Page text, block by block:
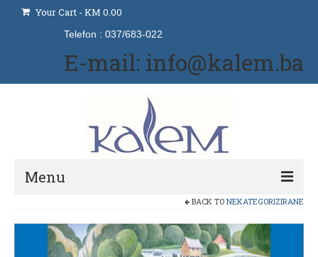
Your Cart - KM 0.00
Telefon : 037/683-022
E-mail: info@kalem.ba
Menu
Izdavaštvo
BACK TO NEKATEGORIZIRANE